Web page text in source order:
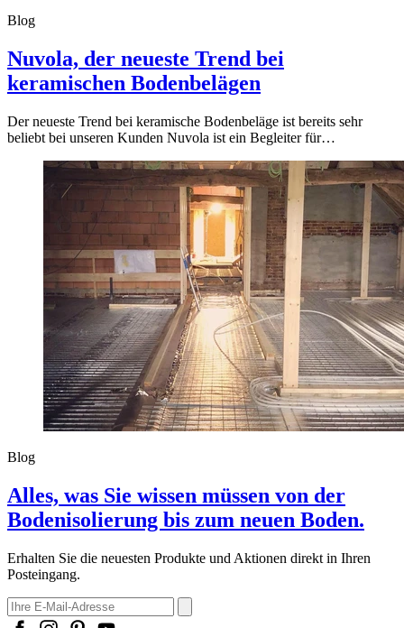
Blog
Nuvola, der neueste Trend bei
keramischen Bodenbelägen
Der neueste Trend bei keramische Bodenbeläge ist bereits sehr
beliebt bei unseren Kunden Nuvola ist ein Begleiter für…
Blog
Alles, was Sie wissen müssen von der
Bodenisolierung bis zum neuen Boden.
Erhalten Sie die neuesten Produkte und Aktionen direkt in Ihren
Posteingang.